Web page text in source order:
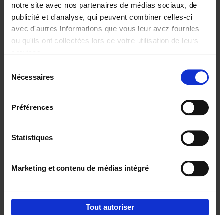
notre site avec nos partenaires de médias sociaux, de
publicité et d'analyse, qui peuvent combiner celles-ci
avec d'autres informations que vous leur avez fournies
ou qu'ils ont collectées lors de votre utilisation de leurs
Nécessaires
Préférences
Statistiques
Marketing et contenu de médias intégré
Tout autoriser
€29,99
Digital marketing like a PRO -
completely revised edition (EN)